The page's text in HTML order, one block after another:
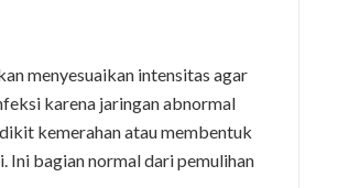
menyesuaikan intensitas agar
karena jaringan abnormal
kemerahan atau membentuk
Ini bagian normal dari pemulihan